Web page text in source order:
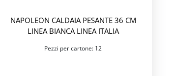
NAPOLEON CALDAIA PESANTE 36 CM
LINEA BIANCA LINEA ITALIA
Pezzi per cartone: 12